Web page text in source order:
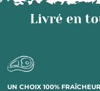
Livré en
UN CHOIX 100%